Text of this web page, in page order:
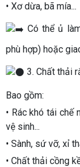
• Xơ dừa, bã mía...
Có thể ủ
phù hợp) hoặc
3. Chất thải
Bao gồm:
• Rác khó tái chế
vệ sinh...
• Sành, sứ vỡ, xỉ
• Chất thải cồng